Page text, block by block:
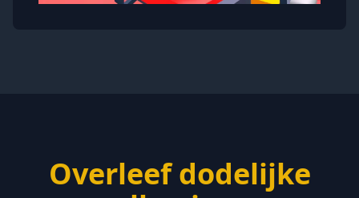
Overleef dodelijke